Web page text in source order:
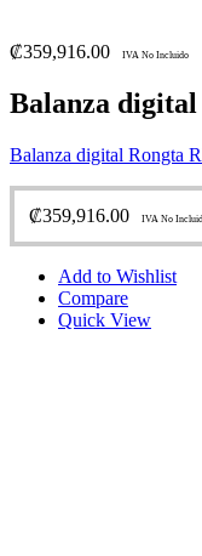
₡359,916.00 IVA No Incluido
Balanza digital
Balanza digital Rongta
₡359,916.00 IVA No
Add to Wishlist
Compare
Quick View